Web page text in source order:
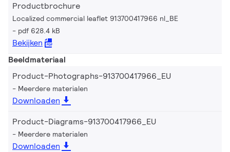
Productbrochure
Localized commercial leaflet 913700417966 nl_BE
pdf 628.4 kB
Bekijken
Beeldmateriaal
Product-Photographs-913700417966_EU
Meerdere materialen
Downloaden
Product-Diagrams-913700417966_EU
Meerdere materialen
Downloaden